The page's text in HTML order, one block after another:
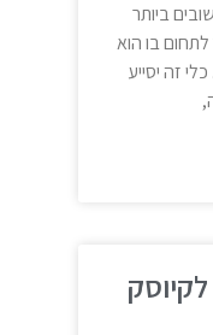
ביותר
בו הוא
זה יסייע